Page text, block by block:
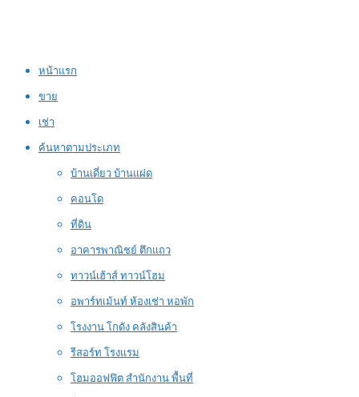
หน้าแรก
ขาย
เช่า
ค้นหาตามประเภท
บ้านเดี่ยว บ้านแฝด
คอนโด
ที่ดิน
อาคารพาณิชย์ ตึกแถว
ทาวน์เฮ้าส์ ทาวน์โฮม
อพาร์ทเม้นท์ ห้องเช่า หอพัก
โรงงาน โกดัง คลังสินค้า
รีสอร์ท โรงแรม
โฮมออฟฟิต สำนักงาน พื้นที่